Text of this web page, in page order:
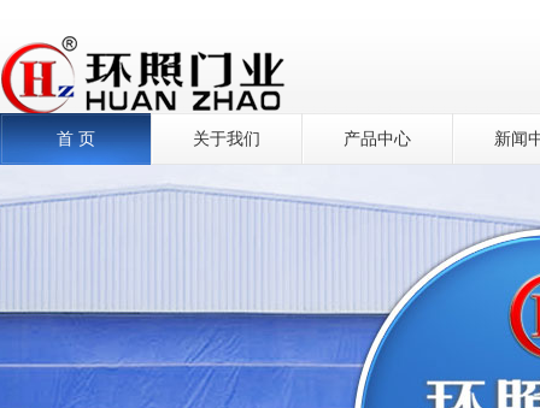
首 页 关于我们 产品中心 新闻